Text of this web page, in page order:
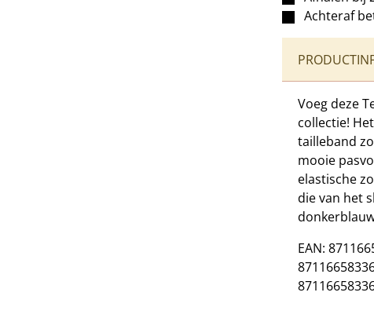
Achteraf
Voeg deze
collectie!
tailleband
mooie
elastische
die van het
EAN: